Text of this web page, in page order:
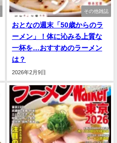
その他雑誌
おとなの週末「50歳からのラ
ーメン」！体に沁みる上質な
一杯を…おすすめのラーメン
は？
2026年2月9日